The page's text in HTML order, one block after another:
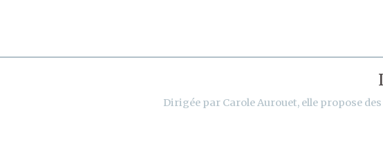
Dirigée par Carole Aurouet, elle propose